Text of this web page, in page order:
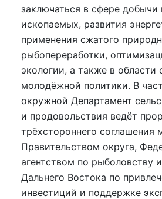
заключаться в сфере добычи
ископаемых, развития
применения сжатого
рыбопереработки,
экологии, а также в области
молодёжной политики. В
окружной Департамент
и продовольствия ведёт
трёхстороннего соглашения
Правительством округа,
агентством по рыболовству
Дальнего Востока по
инвестиций и поддержке